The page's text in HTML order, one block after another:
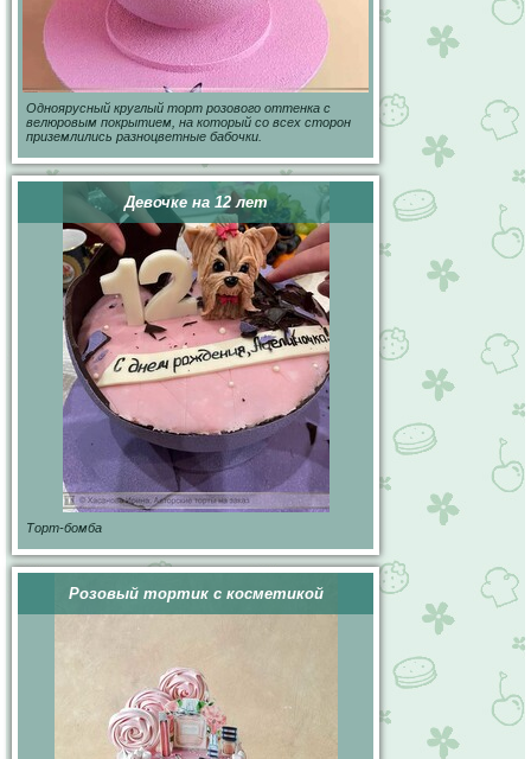
Одноярусный круглый торт розового оттенка с
велюровым покрытием, на который со всех сторон
приземлились разноцветные бабочки.
Девочке на 12 лет
Торт-бомба
Розовый тортик с косметикой